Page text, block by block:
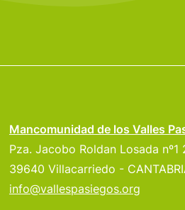
Mancomunidad de los Valles
Pza. Jacobo Roldan Losada nº1
39640 Villacarriedo -
info@vallespasiegos.org